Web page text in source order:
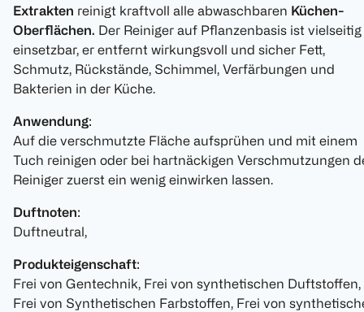
Extrakten reinigt kraftvoll alle abwaschbaren Küchen-
Oberflächen. Der Reiniger auf Pflanzenbasis ist vielseitig
einsetzbar, er entfernt wirkungsvoll und sicher Fett,
Schmutz, Rückstände, Schimmel, Verfärbungen und
Bakterien in der Küche.
Anwendung:
Auf die verschmutzte Fläche aufsprühen und mit einem
Tuch reinigen oder bei hartnäckigen Verschmutzungen
Reiniger zuerst ein wenig einwirken lassen.
Duftnoten:
Duftneutral,
Produkteigenschaft:
Frei von Gentechnik, Frei von synthetischen Duftstoffen,
Frei von Synthetischen Farbstoffen, Frei von